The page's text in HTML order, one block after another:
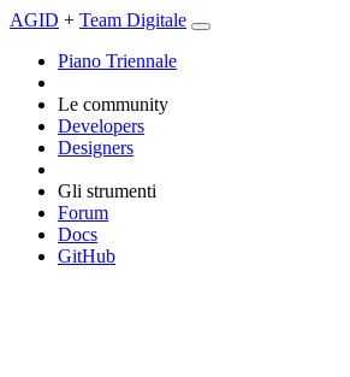
AGID + Team Digitale
Piano Triennale
Le community
Developers
Designers
Gli strumenti
Forum
Docs
GitHub